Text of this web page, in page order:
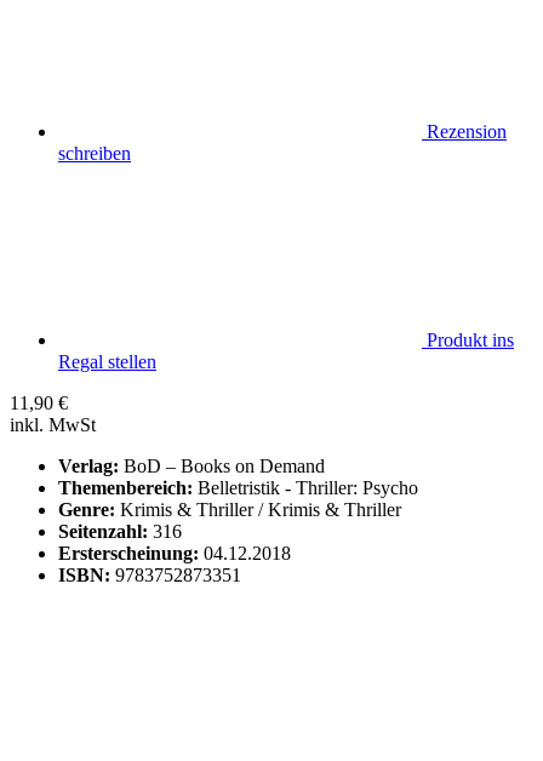
Rezension
schreiben
Produkt ins
Regal stellen
11,90 €
inkl. MwSt
Verlag: BoD – Books on Demand
Themenbereich: Belletristik - Thriller: Psycho
Genre: Krimis & Thriller / Krimis & Thriller
Seitenzahl: 316
Ersterscheinung: 04.12.2018
ISBN: 9783752873351